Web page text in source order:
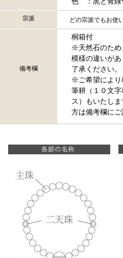
宗派 どの宗派でもお使い
備考欄
桐箱付
※天然石のため
模様の違いがあ
了承ください。
※ご希望により
筆耕（１０文字
ス）もいたしま
方は備考欄にご